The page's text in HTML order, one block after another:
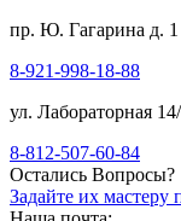
пр. Ю. Гагарина д. 1
8-921-998-18-88
ул. Лабораторная
8-812-507-60-84
Остались Вопросы?
Задайте их мастеру